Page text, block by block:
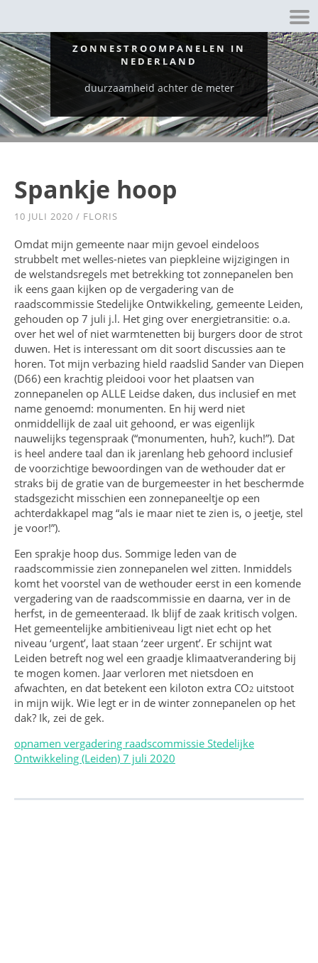
ZONNESTROOMPANELEN IN
NEDERLAND
duurzaamheid achter de meter
Spankje hoop
10 JULI 2020 / FLORIS
Omdat mijn gemeente naar mijn gevoel eindeloos
strubbelt met welles-nietes van piepkleine wijzigingen in
de welstandsregels met betrekking tot zonnepanelen ben
ik eens gaan kijken op de vergadering van de
raadscommissie Stedelijke Ontwikkeling, gemeente Leiden,
gehouden op 7 juli j.l. Het ging over energietransitie: o.a.
over het wel of niet warmtenetten bij burgers door de strot
duwen. Het is interessant om dit soort discussies aan te
horen. Tot mijn verbazing hield raadslid Sander van Diepen
(D66) een krachtig pleidooi voor het plaatsen van
zonnepanelen op ALLE Leidse daken, dus inclusief en met
name genoemd: monumenten. En hij werd niet
onmiddellijk de zaal uit gehoond, er was eigenlijk
nauwelijks tegenspraak (“monumenten, huh?, kuch!”). Dat
is heel andere taal dan ik jarenlang heb gehoord inclusief
de voorzichtige bewoordingen van de wethouder dat er
straks bij de gratie van de burgemeester in het beschermde
stadsgezicht misschien een zonnepaneeltje op een
achterdakkapel mag “als ie maar niet te zien is, o jeetje, stel
je voor!”).
Een sprakje hoop dus. Sommige leden van de
raadscommissie zien zonnepanelen wel zitten. Inmiddels
komt het voorstel van de wethouder eerst in een komende
vergadering van de raadscommissie en daarna, ver in de
herfst, in de gemeenteraad. Ik blijf de zaak kritisch volgen.
Het gemeentelijke ambitieniveau ligt niet echt op het
niveau ‘urgent’, laat staan ‘zeer urgent’. Er schijnt wat
Leiden betreft nog wel een graadje klimaatverandering bij
te mogen komen. Jaar verloren met nietsdoen en
afwachten, en dat betekent een kiloton extra CO2 uitstoot
in mijn wijk. Wie legt er in de winter zonnepanelen op het
dak? Ik, zei de gek.
opnamen vergadering raadscommissie Stedelijke
Ontwikkeling (Leiden) 7 juli 2020